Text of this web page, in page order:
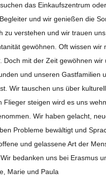
das Ein­kaufs­zen­trum
und wir genie­ßen die
zu ver­ste­hen und wir trauen
gewöh­nen. Oft wis­sen
Doch mit der Zeit gewöh­nen
und unse­ren
Wir tau­schen uns über
Flie­ger stei­gen wird es uns
Wir haben gelacht,
Pro­bleme bewäl­tigt und
und gelas­sene Art der
bedan­ken uns bei Eras­mus
Marie und Paula